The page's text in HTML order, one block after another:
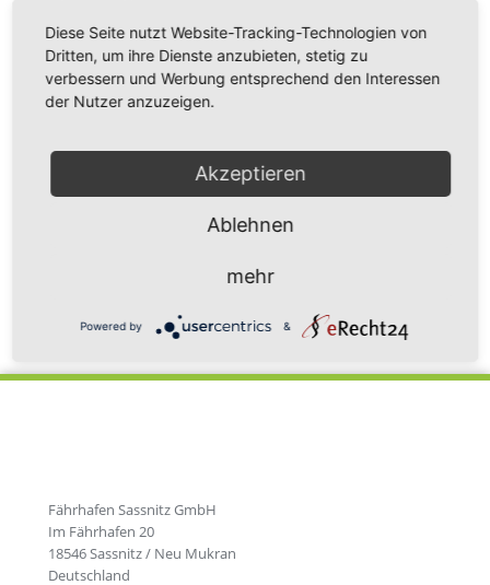
dem Mittelmeerraum sowie auf den infrastrukturellen
Herausforderungen speziell zwischen Polen und
Deutschland. Im Weiteren wurden zwei der vielen
Grenze besichtigt.
Zurück zur Newsübersicht
Fährhafen Sassnitz GmbH
Im Fährhafen 20
18546 Sassnitz / Neu Mukran
Deutschland
Diese Seite nutzt Website-Tracking-Technologien von
Dritten, um ihre Dienste anzubieten, stetig zu
verbessern und Werbung entsprechend den Interessen
der Nutzer anzuzeigen.
Akzeptieren
Ablehnen
mehr
Powered by &